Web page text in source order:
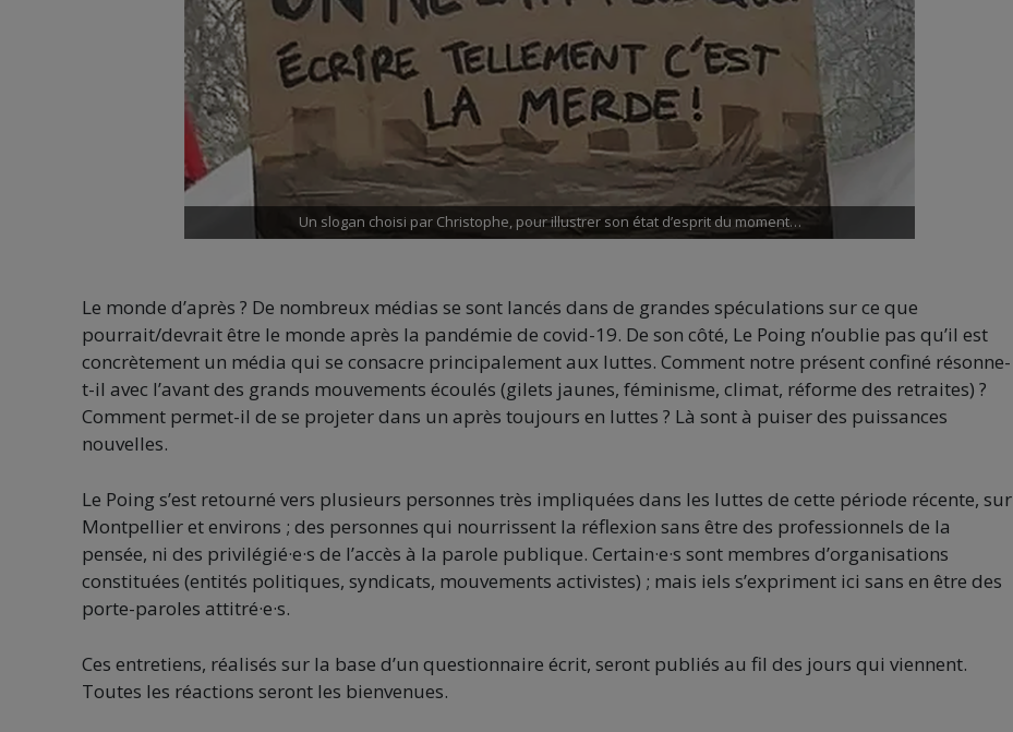
Un slogan choisi par Christophe, pour illustrer son état d’esprit du moment…
Le monde d’après ? De nombreux médias se sont lancés dans de grandes spéculations sur ce que
pourrait/devrait être le monde après la pandémie de covid-19. De son côté, Le Poing n’oublie pas qu’il est
concrètement un média qui se consacre principalement aux luttes. Comment notre présent confiné résonne-
t-il avec l’avant des grands mouvements écoulés (gilets jaunes, féminisme, climat, réforme des retraites) ?
Comment permet-il de se projeter dans un après toujours en luttes ? Là sont à puiser des puissances
nouvelles.
Le Poing s’est retourné vers plusieurs personnes très impliquées dans les luttes de cette période récente, sur
Montpellier et environs ; des personnes qui nourrissent la réflexion sans être des professionnels de la
pensée, ni des privilégié·e·s de l’accès à la parole publique. Certain·e·s sont membres d’organisations
constituées (entités politiques, syndicats, mouvements activistes) ; mais iels s’expriment ici sans en être des
porte-paroles attitré·e·s.
Ces entretiens, réalisés sur la base d’un questionnaire écrit, seront publiés au fil des jours qui viennent.
Toutes les réactions seront les bienvenues.